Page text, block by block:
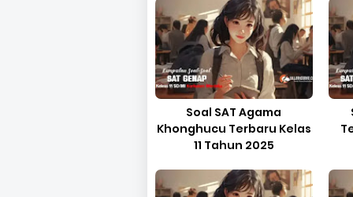
Soal SAT Agama
Khonghucu Terbaru Kelas
11 Tahun 2025